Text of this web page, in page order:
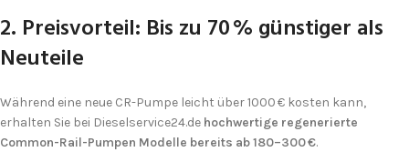
2. Preisvorteil: Bis zu 70 % günstiger als
Neuteile
Während eine neue CR-Pumpe leicht über 1000 € kosten kann,
erhalten Sie bei Dieselservice24.de hochwertige regenerierte
Common-Rail-Pumpen Modelle bereits ab 180–300 €.